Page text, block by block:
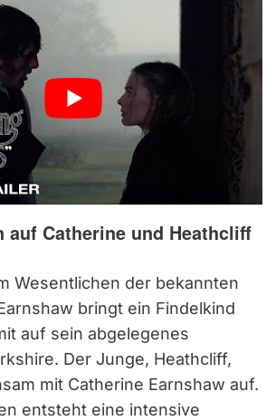
auf Catherine und Heathcliff
Wesentlichen der bekannten
bringt ein Findelkind
auf sein abgelegenes
Der Junge, Heathcliff,
mit Catherine Earnshaw auf.
entsteht eine intensive